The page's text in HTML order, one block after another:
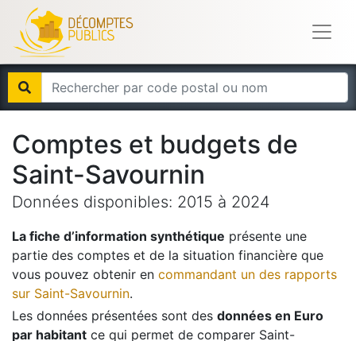
Comptes et budgets de
Saint-Savournin
Données disponibles: 2015 à 2024
La fiche d’information synthétique présente une
partie des comptes et de la situation financière que
vous pouvez obtenir en commandant un des rapports
sur Saint-Savournin.
Les données présentées sont des données en Euro
par habitant ce qui permet de comparer Saint-